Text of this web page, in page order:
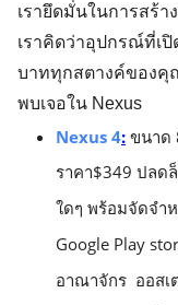
เรายึดมั่นในการสร้
เราคิดว่าอุปกรณ์ที่เ
บาททุกสตางค์ของคุ
พบเจอใน Nexus
Nexus 4: ขนาด
ราคา$349 ปลด
ใดๆ พร้อมจัดจำ
Google Play
อาณาจักร  ออสเ